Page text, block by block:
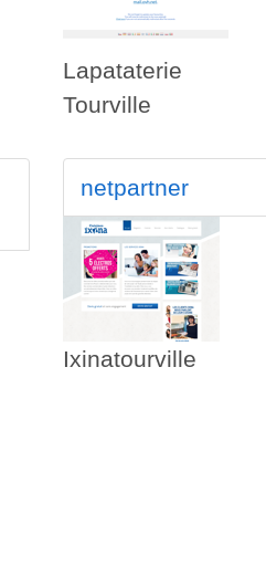
Lapataterie
Tourville
netpartner
Ixinatourville